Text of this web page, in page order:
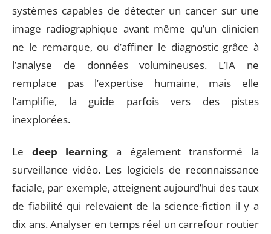
systèmes capables de détecter un cancer sur une
image radiographique avant même qu’un clinicien
ne le remarque, ou d’affiner le diagnostic grâce à
l’analyse de données volumineuses. L’IA ne
remplace pas l’expertise humaine, mais elle
l’amplifie, la guide parfois vers des pistes
inexplorées.
Le deep learning a également transformé la
surveillance vidéo. Les logiciels de reconnaissance
faciale, par exemple, atteignent aujourd’hui des taux
de fiabilité qui relevaient de la science-fiction il y a
dix ans. Analyser en temps réel un carrefour routier